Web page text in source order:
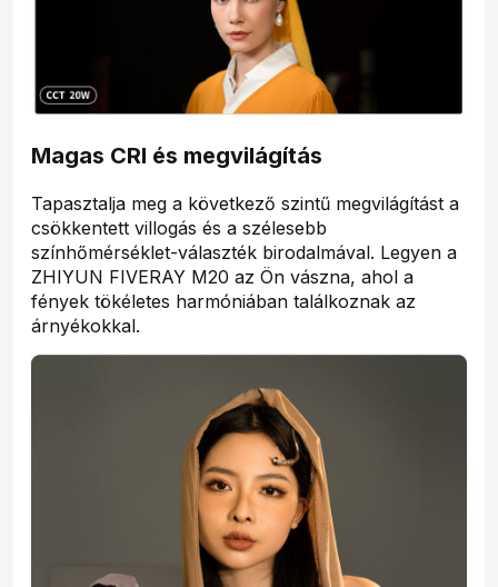
Magas CRI és megvilágítás
Tapasztalja meg a következő szintű megvilágítást a
csökkentett villogás és a szélesebb
színhőmérséklet-választék birodalmával. Legyen a
ZHIYUN FIVERAY M20 az Ön vászna, ahol a
fények tökéletes harmóniában találkoznak az
árnyékokkal.